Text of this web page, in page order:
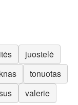
juostelė
tonuotas
valerie